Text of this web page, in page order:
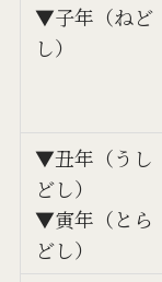
▼子年（ねど
し）
▼丑年（うし
どし）
▼寅年（とら
どし）